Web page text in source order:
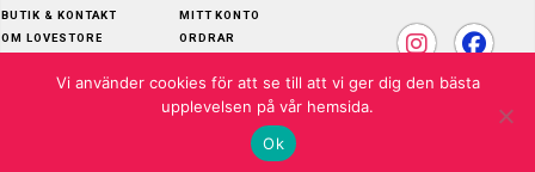
BUTIK & KONTAKT
OM LOVESTORE
KÖPVILLKOR
MITT KONTO
ORDRAR
KONTOUPPGIFTER
Vi använder cookies för att se till att vi ger dig den bästa
upplevelsen på vår hemsida.
Ok